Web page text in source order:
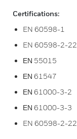
Certifications:
EN 60598-1
EN 60598-2-22
ΕΝ 55015
ΕΝ 61547
ΕΝ 61000-3-2
ΕΝ 61000-3-3
EN 60598-2-22